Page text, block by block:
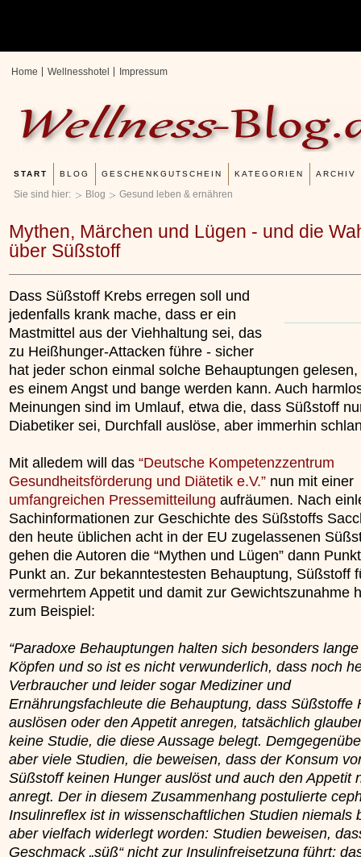
Sie sind hier: Blog Gesund leben & ernähren
Mythen, Märchen und Lügen - und die
über Süßstoff
Dass Süßstoff Krebs erregen soll und
jedenfalls krank mache, dass er ein
Mastmittel aus der Viehhaltung sei, das
zu Heißhunger-Attacken führe - sicher
hat jeder schon einmal solche Behauptungen
es einem Angst und bange werden kann. Auch
Meinungen sind im Umlauf, etwa die, dass Süßstoff
Diabetiker sei, Durchfall auslöse, aber immerhin
Mit alledem will das “Deutsche Kompetenzzentrum
Gesundheitsförderung und Diätetik e.V.” nun mit einer
umfangreichen Pressemitteilung aufräumen. Nach
Sachinformationen zur Geschichte des Süßstoffs
den heute üblichen acht in der EU zugelassenen
gehen die Autoren die “Mythen und Lügen” dann
Punkt an. Zur bekanntestesten Behauptung, Süßstoff
vermehrtem Appetit und damit zur Gewichtszunahme
zum Beispiel:
“Paradoxe Behauptungen halten sich besonders
Köpfen und so ist es nicht verwunderlich, dass noch
Verbraucher und leider sogar Mediziner und
Ernährungsfachleute die Behauptung, dass Süßstoffe
auslösen oder den Appetit anregen, tatsächlich
keine Studie, die diese Aussage belegt.
aber viele Studien, die beweisen, dass der Konsum
Süßstoff keinen Hunger auslöst und auch den Appetit
anregt. Der in diesem Zusammenhang postulierte
Insulinreflex ist in wissenschaftlichen Studien niemals
aber vielfach widerlegt worden: Studien beweisen,
Geschmack „süß“ nicht zur Insulinfreisetzung führt;
Kieselsäuregel
Home Wellnesshotel Impressum
START BLOG GESCHENKGUTSCHEIN KATEGORIEN ARCHIV